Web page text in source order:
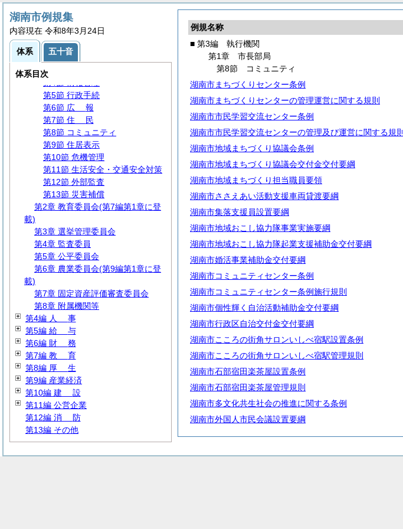
例規名称
■ 第3編 執行機関
第1章 市長部局
第8節 コミュニティ
湖南市まちづくりセンター条例
湖南市まちづくりセンターの管理運営に関する規則
湖南市市民学習交流センター条例
湖南市市民学習交流センターの管理及び運営に関する規則
湖南市地域まちづくり協議会条例
湖南市地域まちづくり協議会交付金交付要綱
湖南市地域まちづくり担当職員要領
湖南市ささえあい活動支援車両貸渡要綱
湖南市集落支援員設置要綱
湖南市地域おこし協力隊事業実施要綱
湖南市地域おこし協力隊起業支援補助金交付要綱
湖南市婚活事業補助金交付要綱
湖南市コミュニティセンター条例
湖南市コミュニティセンター条例施行規則
湖南市個性輝く自治活動補助金交付要綱
湖南市行政区自治交付金交付要綱
湖南市こころの街角サロンいしべ宿駅設置条例
湖南市こころの街角サロンいしべ宿駅管理規則
湖南市石部宿田楽茶屋設置条例
湖南市石部宿田楽茶屋管理規則
湖南市多文化共生社会の推進に関する条例
湖南市外国人市民会議設置要綱
湖南市例規集
内容現在 令和8年3月24日
体系 五十音
体系目次
第3編 執行機関
第1章 市長部局
第1節 事務分掌
第2節 代理・代決等
第3節 文書・公印
第5節 行政手続
第6節 広 報
第7節 住
民
第8節 コミュニティ
第9節 住居表示
第10節 危機管理
第11節 生活安全・交通安全対策
第12節 外部監査
第13節 災害補償
第2章 教育委員会(第7編第1章に登
載)
第3章 選挙管理委員会
第4章 監査委員
第5章 公平委員会
第6章 農業委員会(第9編第1章に登
載)
第7章 固定資産評価審査委員会
第8章 附属機関等
第4編 人 事
第5編 給 与
第6編 財 務
第7編 教 育
第8編 厚 生
第9編 産業経済
第10編 建 設
第11編 公営企業
第12編 消 防
第13編 その他